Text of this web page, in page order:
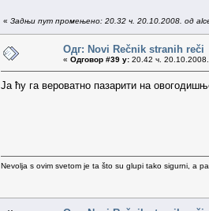
« Задњи пут промењено: 20.32 ч. 20.10.2008. од
Одг: Novi Rečnik stranih reči
« Одговор #39 у: 20.42 ч.
Ја ћу га вероватно пазарити на
Nevolja s ovim svetom je ta što su glupi tako sigurni, a